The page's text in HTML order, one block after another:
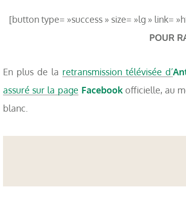
[button type= »success » size= »lg »
POUR
En plus de la retransmission télévisée d’
assuré sur la page Facebookofficielle, au
blanc.